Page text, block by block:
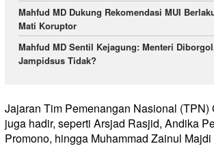
Mahfud MD Dukung Rekomendasi MUI
Mati Koruptor
Mahfud MD Sentil Kejagung: Menteri
Jampidsus Tidak?
Jajaran Tim Pemenangan Nasional (TPN)
juga hadir, seperti Arsjad Rasjid, Andika
Promono, hingga Muhammad Zainul